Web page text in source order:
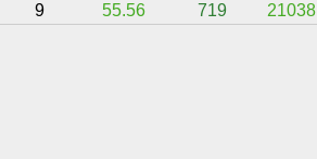
9 55.56 719 21038